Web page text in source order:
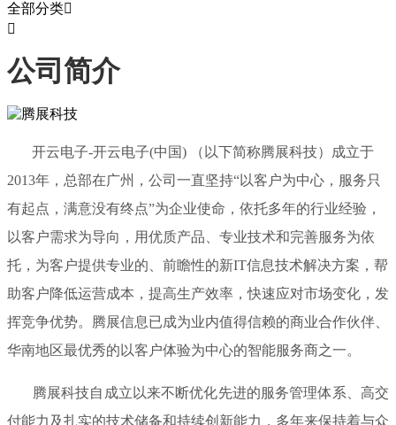
全部分类

公司简介
开云电子-开云电子(中国) （以下简称腾展科技）成立于
2013年，总部在广州，公司一直坚持“以客户为中心，服务只
有起点，满意没有终点”为企业使命，依托多年的行业经验，
以客户需求为导向，用优质产品、专业技术和完善服务为依
托，为客户提供专业的、前瞻性的新IT信息技术解决方案，帮
助客户降低运营成本，提高生产效率，快速应对市场变化，发
挥竞争优势。腾展信息已成为业内值得信赖的商业合作伙伴、
华南地区最优秀的以客户体验为中心的智能服务商之一。
腾展科技自成立以来不断优化先进的服务管理体系、高交
付能力及扎实的技术储备和持续创新能力，多年来保持着与众